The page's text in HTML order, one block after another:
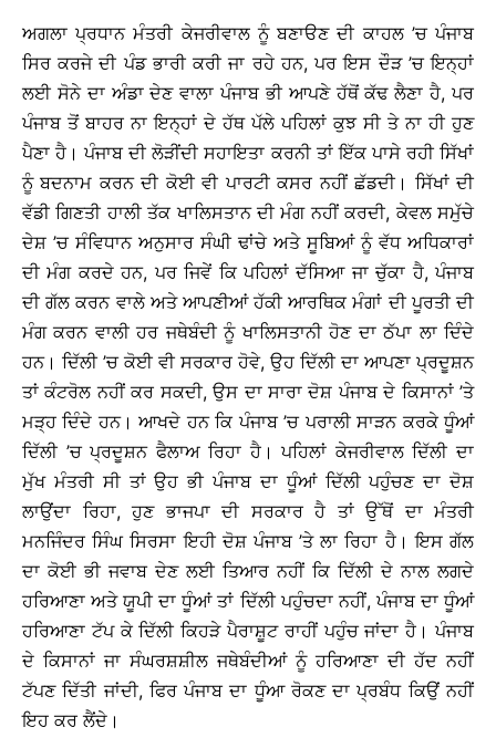
ਅਗਲਾ ਪ੍ਰਧਾਨ ਮੰਤਰੀ ਕੇਜਰੀਵਾਲ ਨੂੰ ਬਣਾੳਣ ਦੀ ਕਾਹਲ ’ਚ ਪੰਜਾਬ
ਸਿਰ ਕਰਜੇ ਦੀ ਪੰਡ ਭਾਰੀ ਕਰੀ ਜਾ ਰਹੇ ਹਨ, ਪਰ ਇਸ ਦੌੜ ’ਚ ਇਨ੍ਹਾਂ
ਲਈ ਸੋਨੇ ਦਾ ਅੰਡਾ ਦੇਣ ਵਾਲਾ ਪੰਜਾਬ ਭੀ ਆਪਣੇ ਹੱਥੋਂ ਕੱਢ ਲੈਣਾ ਹੈ, ਪਰ
ਪੰਜਾਬ ਤੋਂ ਬਾਹਰ ਨਾ ਇਨ੍ਹਾਂ ਦੇ ਹੱਥ ਪੱਲੇ ਪਹਿਲਾਂ ਕੁਝ ਸੀ ਤੇ ਨਾ ਹੀ ਹੁਣ
ਪੈਣਾ ਹੈ। ਪੰਜਾਬ ਦੀ ਲੋੜੀਂਦੀ ਸਹਾਇਤਾ ਕਰਨੀ ਤਾਂ ਇੱਕ ਪਾਸੇ ਰਹੀ ਸਿੱਖਾਂ
ਨੂੰ ਬਦਨਾਮ ਕਰਨ ਦੀ ਕੋਈ ਵੀ ਪਾਰਟੀ ਕਸਰ ਨਹੀਂ ਛੱਡਦੀ। ਸਿੱਖਾਂ ਦੀ
ਵੱਡੀ ਗਿਣਤੀ ਹਾਲੀ ਤੱਕ ਖਾਲਿਸਤਾਨ ਦੀ ਮੰਗ ਨਹੀਂ ਕਰਦੀ, ਕੇਵਲ ਸਮੁੱਚੇ
ਦੇਸ਼ ’ਚ ਸੰਵਿਧਾਨ ਅਨੁਸਾਰ ਸੰਘੀ ਢਾਂਚੇ ਅਤੇ ਸੂਬਿਆਂ ਨੂੰ ਵੱਧ ਅਧਿਕਾਰਾਂ
ਦੀ ਮੰਗ ਕਰਦੇ ਹਨ, ਪਰ ਜਿਵੇਂ ਕਿ ਪਹਿਲਾਂ ਦੱਸਿਆ ਜਾ ਚੁੱਕਾ ਹੈ, ਪੰਜਾਬ
ਦੀ ਗੱਲ ਕਰਨ ਵਾਲੇ ਅਤੇ ਆਪਣੀਆਂ ਹੱਕੀ ਆਰਥਿਕ ਮੰਗਾਂ ਦੀ ਪੂਰਤੀ ਦੀ
ਮੰਗ ਕਰਨ ਵਾਲੀ ਹਰ ਜਥੇਬੰਦੀ ਨੂੰ ਖਾਲਿਸਤਾਨੀ ਹੋਣ ਦਾ ਠੱਪਾ ਲਾ ਦਿੰਦੇ
ਹਨ। ਦਿੱਲੀ ’ਚ ਕੋਈ ਵੀ ਸਰਕਾਰ ਹੋਵੇ, ਉਹ ਦਿੱਲੀ ਦਾ ਆਪਣਾ ਪ੍ਰਦੂਸ਼ਨ
ਤਾਂ ਕੰਟਰੋਲ ਨਹੀਂ ਕਰ ਸਕਦੀ, ਉਸ ਦਾ ਸਾਰਾ ਦੋਸ਼ ਪੰਜਾਬ ਦੇ ਕਿਸਾਨਾਂ ’ਤੇ
ਮੜ੍ਹ ਦਿੰਦੇ ਹਨ। ਆਖਦੇ ਹਨ ਕਿ ਪੰਜਾਬ ’ਚ ਪਰਾਲੀ ਸਾੜਨ ਕਰਕੇ ਧੂੰਆਂ
ਦਿੱਲੀ ’ਚ ਪ੍ਰਦੂਸ਼ਨ ਫੈਲਾਅ ਰਿਹਾ ਹੈ। ਪਹਿਲਾਂ ਕੇਜਰੀਵਾਲ ਦਿੱਲੀ ਦਾ
ਮੁੱਖ ਮੰਤਰੀ ਸੀ ਤਾਂ ਉਹ ਭੀ ਪੰਜਾਬ ਦਾ ਧੂੰਆਂ ਦਿੱਲੀ ਪਹੁੰਚਣ ਦਾ ਦੋਸ਼
ਲਾਉਂਦਾ ਰਿਹਾ, ਹੁਣ ਭਾਜਪਾ ਦੀ ਸਰਕਾਰ ਹੈ ਤਾਂ ਉੱਥੋਂ ਦਾ ਮੰਤਰੀ
ਮਨਜਿੰਦਰ ਸਿੰਘ ਸਿਰਸਾ ਇਹੀ ਦੋਸ਼ ਪੰਜਾਬ ’ਤੇ ਲਾ ਰਿਹਾ ਹੈ। ਇਸ ਗੱਲ
ਦਾ ਕੋਈ ਭੀ ਜਵਾਬ ਦੇਣ ਲਈ ਤਿਆਰ ਨਹੀਂ ਕਿ ਦਿੱਲੀ ਦੇ ਨਾਲ ਲਗਦੇ
ਹਰਿਆਣਾ ਅਤੇ ਯੂਪੀ ਦਾ ਧੂੰਆਂ ਤਾਂ ਦਿੱਲੀ ਪਹੁੰਚਦਾ ਨਹੀਂ, ਪੰਜਾਬ ਦਾ ਧੂੰਆਂ
ਹਰਿਆਣਾ ਟੱਪ ਕੇ ਦਿੱਲੀ ਕਿਹੜੇ ਪੈਰਾਸ਼ੂਟ ਰਾਹੀਂ ਪਹੁੰਚ ਜਾਂਦਾ ਹੈ। ਪੰਜਾਬ
ਦੇ ਕਿਸਾਨਾਂ ਜਾ ਸੰਘਰਸ਼ਸ਼ੀਲ ਜਥੇਬੰਦੀਆਂ ਨੂੰ ਹਰਿਆਣਾ ਦੀ ਹੱਦ ਨਹੀਂ
ਟੱਪਣ ਦਿੱਤੀ ਜਾਂਦੀ, ਫਿਰ ਪੰਜਾਬ ਦਾ ਧੂੰਆ ਰੋਕਣ ਦਾ ਪ੍ਰਬੰਧ ਕਿਉਂ ਨਹੀਂ
ਇਹ ਕਰ ਲੈਂਦੇ।